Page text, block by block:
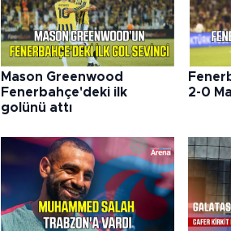
Mason Greenwood
Fenerbahçe'deki ilk
golünü attı
2-0